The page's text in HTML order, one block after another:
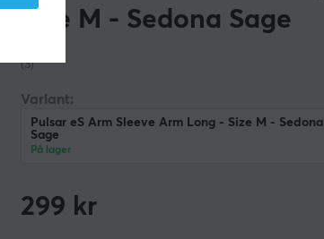
Size M - Sedona Sage
(3)
Variant:
Pulsar eS Arm Sleeve Arm Long - Size M - Sedona
Sage
På lager
299 kr